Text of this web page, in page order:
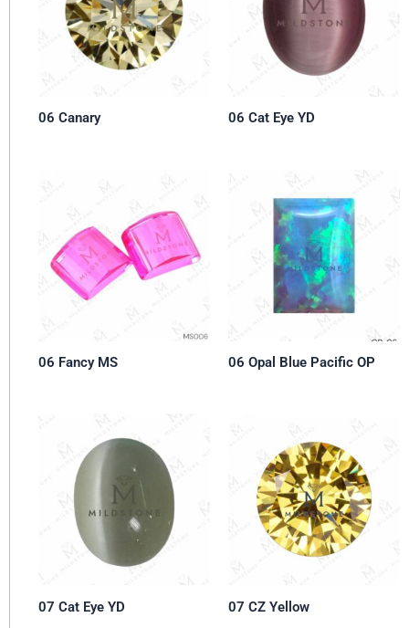
06 Canary 06 Cat Eye YD
06 Fancy MS 06 Opal Blue Pacific OP
07 Cat Eye YD 07 CZ Yellow